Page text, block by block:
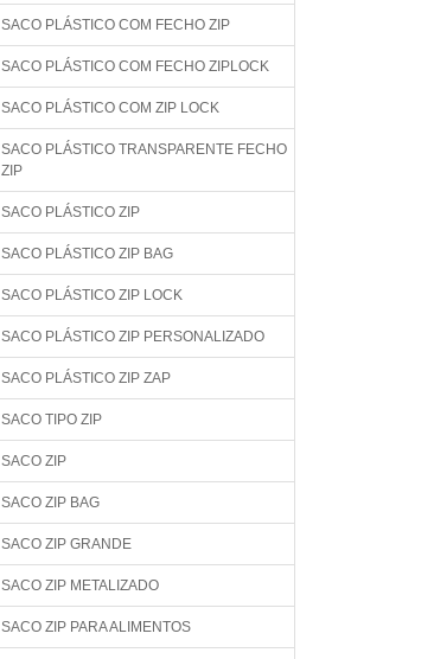
SACO PLÁSTICO COM FECHO ZIP
SACO PLÁSTICO COM FECHO ZIPLOCK
SACO PLÁSTICO COM ZIP LOCK
SACO PLÁSTICO TRANSPARENTE FECHO
ZIP
SACO PLÁSTICO ZIP
SACO PLÁSTICO ZIP BAG
SACO PLÁSTICO ZIP LOCK
SACO PLÁSTICO ZIP PERSONALIZADO
SACO PLÁSTICO ZIP ZAP
SACO TIPO ZIP
SACO ZIP
SACO ZIP BAG
SACO ZIP GRANDE
SACO ZIP METALIZADO
SACO ZIP PARA ALIMENTOS